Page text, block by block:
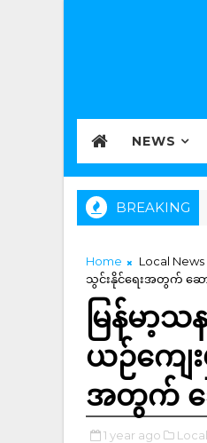
NEWS
BREAKING
Home Local News
သွင်းနိုင်ရေးအတွက် ဆ
မြန်မာ့
ယဉ်ကျေ
အတွက် ဆ
1 year ago